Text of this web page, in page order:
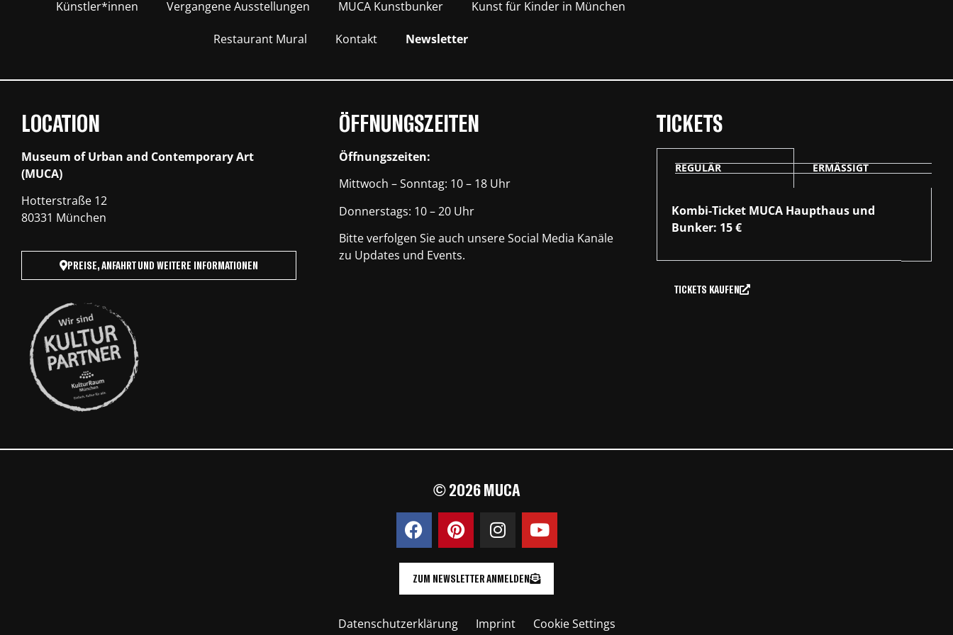
Künstler*innen Vergangene Ausstellungen MUCA Kunstbunker Kunst für Kinder in München
Restaurant Mural Kontakt Newsletter
LOCATION
Museum of Urban and Contemporary Art
(MUCA)
Hotterstraße 12
80331 München
PREISE, ANFAHRT UND WEITERE INFORMATIONEN
ÖFFNUNGSZEITEN
Öffnungszeiten:
Mittwoch – Sonntag: 10 – 18 Uhr
Donnerstags: 10 – 20 Uhr
Bitte verfolgen Sie auch unsere Social Media Kanäle
zu Updates und Events.
TICKETS
REGULÄR ERMÄSSIGT
Kombi-Ticket MUCA Haupthaus und
Bunker: 15 €
TICKETS KAUFEN
© 2026 MUCA
ZUM NEWSLETTER ANMELDEN
Datenschutzerklärung Imprint Cookie Settings